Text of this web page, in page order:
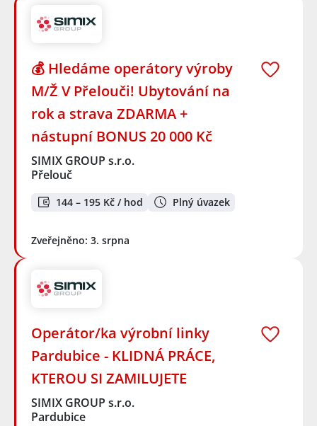
💰 Hledáme operátory výroby
M/Ž V Přelouči! Ubytování na
rok a strava ZDARMA +
nástupní BONUS 20 000 Kč
SIMIX GROUP s.r.o.
Přelouč
144 – 195 Kč / hod Plný úvazek
Zveřejněno: 3. srpna
Operátor/ka výrobní linky
Pardubice - KLIDNÁ PRÁCE,
KTEROU SI ZAMILUJETE
SIMIX GROUP s.r.o.
Pardubice